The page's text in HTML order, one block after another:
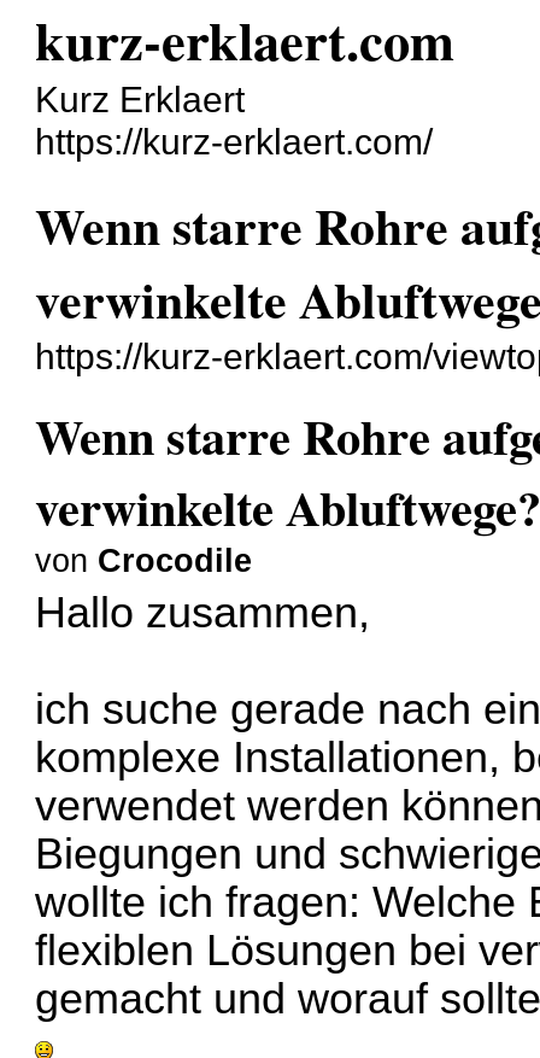
kurz-erklaert.com
Kurz Erklaert
https://kurz-erklaert.com/
Wenn starre Rohre
verwinkelte
https://kurz-erklaert.com/
Wenn starre Rohre
verwinkelte
von Crocodile
Hallo zusammen,
ich suche gerade nach
komplexe Installationen,
verwendet werden
Biegungen und
wollte ich fragen: Welche
flexiblen Lösungen bei
gemacht und worauf